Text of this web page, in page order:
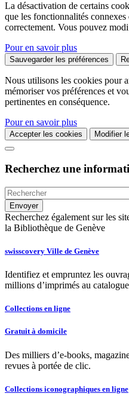
La désactivation de certains
que les fonctionnalités
correctement. Vous pouvez
Pour en savoir plus
Sauvegarder les préférences
Nous utilisons les cookies pour
mémoriser vos préférences et
pertinentes en conséquence.
Pour en savoir plus
Accepter les cookies Modifier
Recherchez une
Recherchez également sur les
la Bibliothèque de Genève
swisscovery Ville de Genève
Identifiez et empruntez les
millions d’imprimés au
Collections en ligne
Gratuit à domicile
Des milliers d’e-books,
revues à portée de clic.
Collections iconographiques en ligne